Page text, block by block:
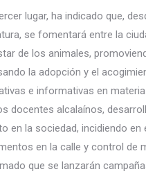
lugar, ha indicado que,
se fomentará entre la
de los animales,
la adopción y el
e informativas en
docentes alcalaínos,
en la sociedad, incidiendo
en la calle y control de
que se lanzarán